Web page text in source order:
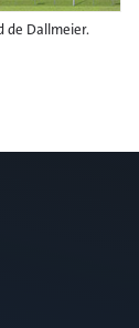
de Dallmeier.